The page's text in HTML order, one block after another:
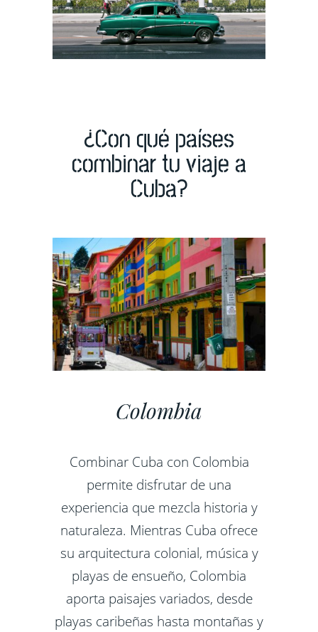
¿Con qué países
combinar tu viaje a
Cuba?
Colombia
Combinar Cuba con Colombia
permite disfrutar de una
experiencia que mezcla historia y
naturaleza. Mientras Cuba ofrece
su arquitectura colonial, música y
playas de ensueño, Colombia
aporta paisajes variados, desde
playas caribeñas hasta montañas y